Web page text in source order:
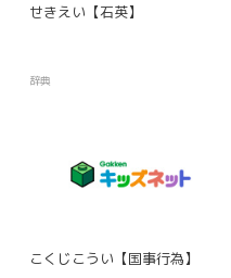
せきえい【石英】
辞典
こくじこうい【国事行為】